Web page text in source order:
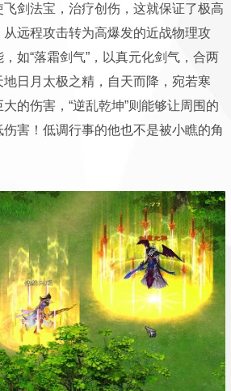
剑法宝，治疗创伤，这就保证了极高
远程攻击转为高爆发的近战物理攻
如“落霜剑气”，以真元化剑气，合两
日月太极之精，自天而降，宛若寒
的伤害，“逆乱乾坤”则能够让周围的
害！低调行事的他也不是被小瞧的角